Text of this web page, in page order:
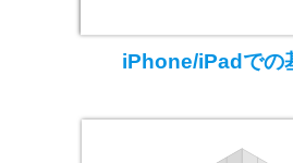
iPhone/iPadでの